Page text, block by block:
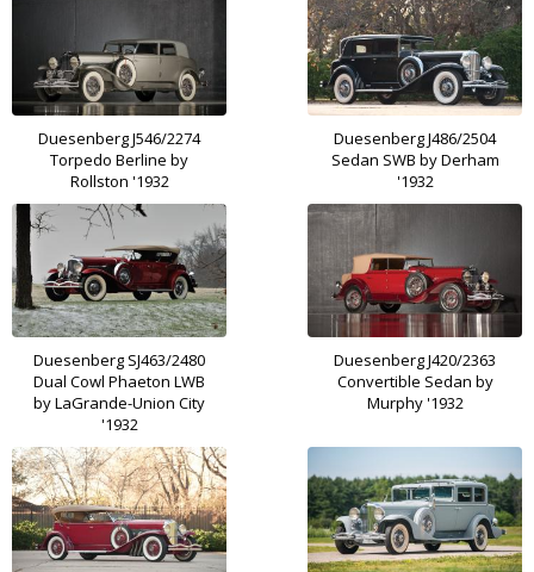
Duesenberg J546/2274
Torpedo Berline by
Rollston '1932
Duesenberg J486/2504
Sedan SWB by Derham
'1932
Duesenberg SJ463/2480
Dual Cowl Phaeton LWB
by LaGrande-Union City
'1932
Duesenberg J420/2363
Convertible Sedan by
Murphy '1932